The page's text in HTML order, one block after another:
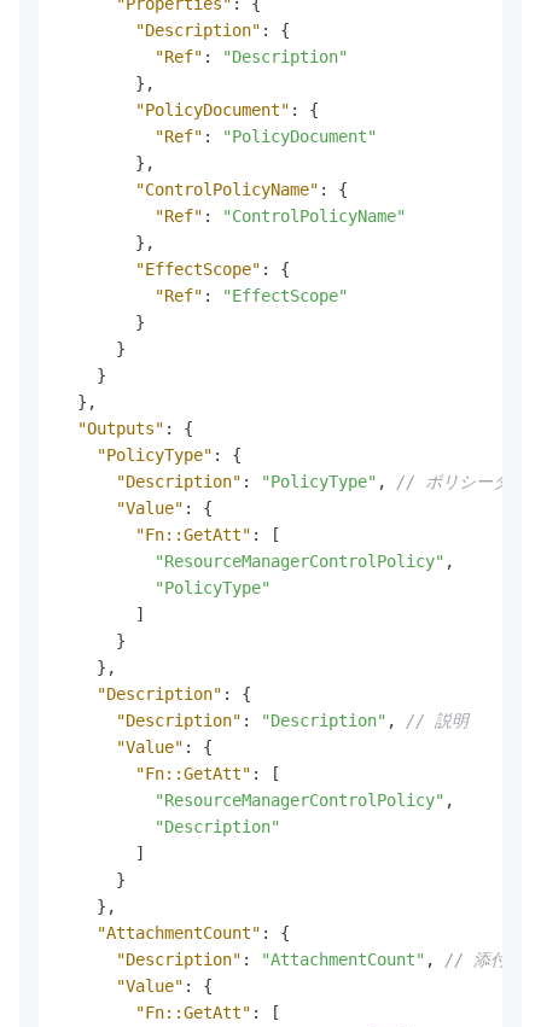
"Description" :
{
"Ref" :
"Description"
} ,
"PolicyDocument" :
{
"Ref" :
"PolicyDocument"
} ,
"ControlPolicyName" :
{
"Ref" :
"ControlPolicyName"
} ,
"EffectScope" :
{
"Ref" :
"EffectScope"
}
}
}
} ,
"Outputs" :
{
"PolicyType" :
{
"Description" : "PolicyType" ,
// ポリシータイ
"Value" :
{
"Fn::GetAtt" :
[
"ResourceManagerControlPolicy" ,
"PolicyType"
]
}
} ,
"Description" :
{
"Description" : "Description" ,
// 説明
"Value" :
{
"Fn::GetAtt" :
[
"ResourceManagerControlPolicy" ,
"Description"
]
}
} ,
"AttachmentCount" :
{
"Description" : "AttachmentCount" ,
// 添付数
"Value" :
{
"Fn::GetAtt" :
[